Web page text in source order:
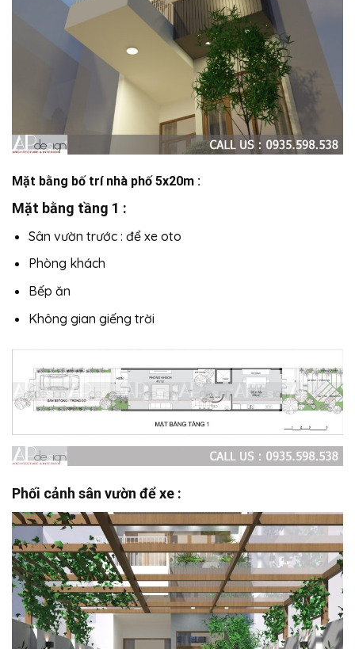
Mặt bằng bố trí nhà phố 5x20m :
Mặt bằng tầng 1 :
Sân vườn trước : để xe oto
Phòng khách
Bếp ăn
Không gian giếng trời
Phối cảnh sân vườn để xe :